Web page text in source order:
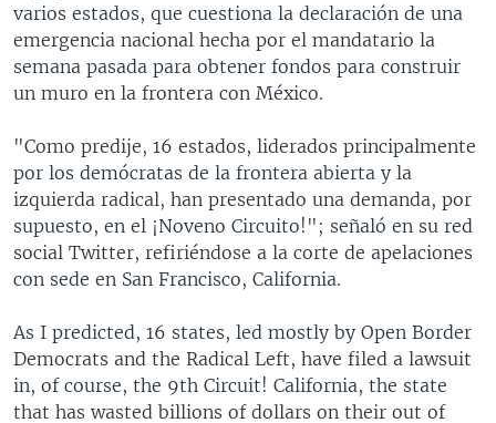
FORO [RADIO]
DEPORTIVO INTERNACIONAL
NOTA ECONÓMICA
ENTRETENIMIENTO
Idiomas
varios estados, que cuestiona la declaración de una
emergencia nacional hecha por el mandatario la
semana pasada para obtener fondos para construir
un muro en la frontera con México.
"Como predije, 16 estados, liderados principalmente
por los demócratas de la frontera abierta y la
izquierda radical, han presentado una demanda, por
supuesto, en el ¡Noveno Circuito!"; señaló en su red
social Twitter, refiriéndose a la corte de apelaciones
con sede en San Francisco, California.
As I predicted, 16 states, led mostly by Open Border
Democrats and the Radical Left, have filed a lawsuit
in, of course, the 9th Circuit! California, the state
that has wasted billions of dollars on their out of